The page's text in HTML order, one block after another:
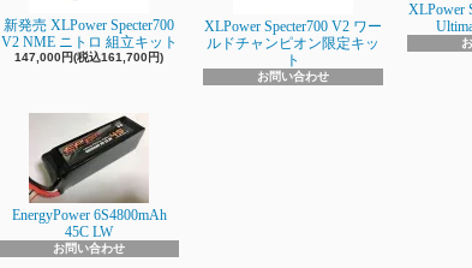
新発売 XLPower Specter700
V2 NME ニトロ 組立キット
147,000円(税込161,700円)
XLPower Specter700 V2 ワー
ルドチャンピオン限定キッ
ト
お問い合わせ
XLPower
EnergyPower 6S4800mAh
45C LW
お問い合わせ